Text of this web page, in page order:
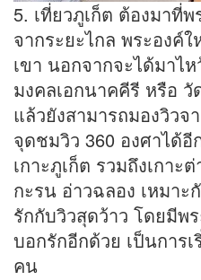
5. เที่ยวภูเก็ต ต้องมาที่
จากระยะไกล พระองค์
เขา นอกจากจะได้มาไ
มงคลเอกนาคคีรี หรือ
แล้วยังสามารถมองวิว
จุดชมวิว 360 องศาได้
เกาะภูเก็ต รวมถึงเกาะ
กะรน อ่าวฉลอง เหมา
รักกับวิวสุดว้าว โดยมีพ
บอกรักอีกด้วย เป็นการ
คน